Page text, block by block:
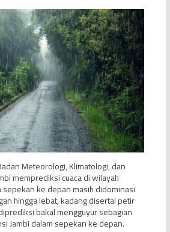
Meteorologi, Klimatologi, dan
memprediksi cuaca di wilayah
sepekan ke depan masih didominasi
hingga lebat, kadang disertai petir
bakal mengguyur sebagian
Jambi dalam sepekan ke depan.